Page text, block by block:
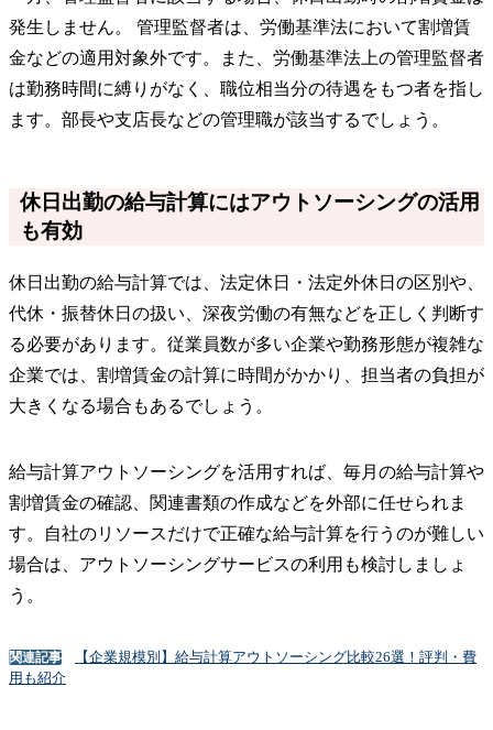
発生しません。 管理監督者は、労働基準法において割増賃
金などの適用対象外です。また、労働基準法上の管理監督者
は勤務時間に縛りがなく、職位相当分の待遇をもつ者を指し
ます。部長や支店長などの管理職が該当するでしょう。
休日出勤の給与計算にはアウトソーシングの活用
も有効
休日出勤の給与計算では、法定休日・法定外休日の区別や、
代休・振替休日の扱い、深夜労働の有無などを正しく判断す
る必要があります。従業員数が多い企業や勤務形態が複雑な
企業では、割増賃金の計算に時間がかかり、担当者の負担が
大きくなる場合もあるでしょう。
給与計算アウトソーシングを活用すれば、毎月の給与計算や
割増賃金の確認、関連書類の作成などを外部に任せられま
す。自社のリソースだけで正確な給与計算を行うのが難しい
場合は、アウトソーシングサービスの利用も検討しましょ
う。
関連記事
【企業規模別】給与計算アウトソーシング比較26選！評判・費
用も紹介